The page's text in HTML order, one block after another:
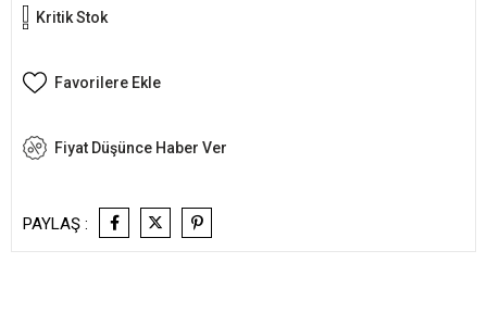
Kritik Stok
Favorilere Ekle
Fiyat Düşünce Haber Ver
PAYLAŞ :